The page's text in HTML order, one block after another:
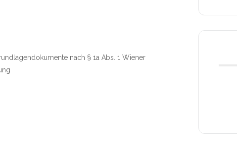
nach § 1a Abs. 1 Wiener